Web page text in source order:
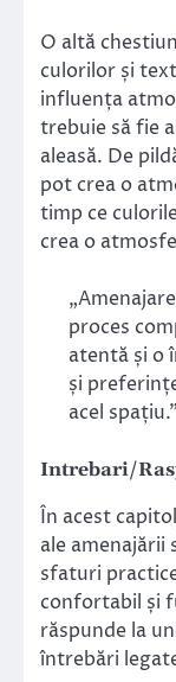
O altă
culorilor și
influența
trebuie să fie
aleasă. De
pot crea o
timp ce
crea o
proces
atentă și o
și
acel spațiu.”
Intrebari/
În acest
ale
sfaturi
confortabil și
răspunde la
întrebări